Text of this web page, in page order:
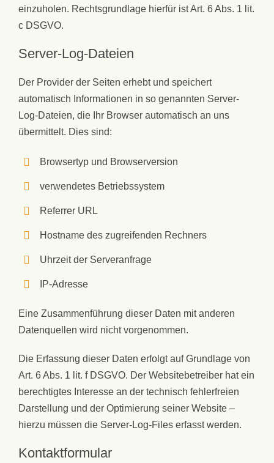
einzuholen. Rechtsgrundlage hierfür ist Art. 6 Abs. 1 lit.
c DSGVO.
Server-Log-Dateien
Der Provider der Seiten erhebt und speichert
automatisch Informationen in so genannten Server-
Log-Dateien, die Ihr Browser automatisch an uns
übermittelt. Dies sind:
Browsertyp und Browserversion
verwendetes Betriebssystem
Referrer URL
Hostname des zugreifenden Rechners
Uhrzeit der Serveranfrage
IP-Adresse
Eine Zusammenführung dieser Daten mit anderen
Datenquellen wird nicht vorgenommen.
Die Erfassung dieser Daten erfolgt auf Grundlage von
Art. 6 Abs. 1 lit. f DSGVO. Der Websitebetreiber hat ein
berechtigtes Interesse an der technisch fehlerfreien
Darstellung und der Optimierung seiner Website –
hierzu müssen die Server-Log-Files erfasst werden.
Kontaktformular